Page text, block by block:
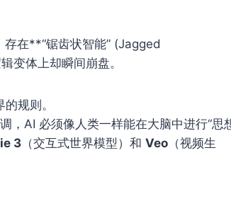
在**“锯齿状智能” (Jagged
体上却瞬间崩盘。
规则。
，AI 必须像人类一样能在大脑中进行“思
3 （交互式世界模型）和 Veo （视频生